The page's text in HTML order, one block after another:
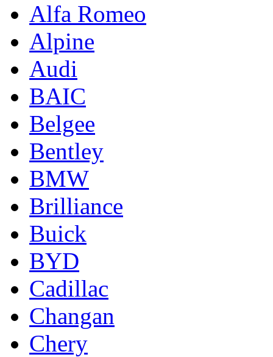
Alfa Romeo
Alpine
Audi
BAIC
Belgee
Bentley
BMW
Brilliance
Buick
BYD
Cadillac
Changan
Chery